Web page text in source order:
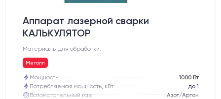
Аппарат лазерной сварки
КАЛЬКУЛЯТОР
Материалы для обработки:
Металл
Мощность:
1000 Вт
Потребляемая мощность, кВт:
до 1
Вспомогательный газ:
Азот/Аргон